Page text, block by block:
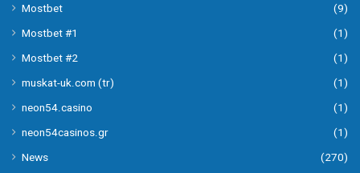
Mostbet
(9)
Mostbet #1
(1)
Mostbet #2
(1)
muskat-uk.com (tr)
(1)
neon54.casino
(1)
neon54casinos.gr
(1)
News
(270)